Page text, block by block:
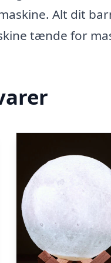
Alt dit
tænde for